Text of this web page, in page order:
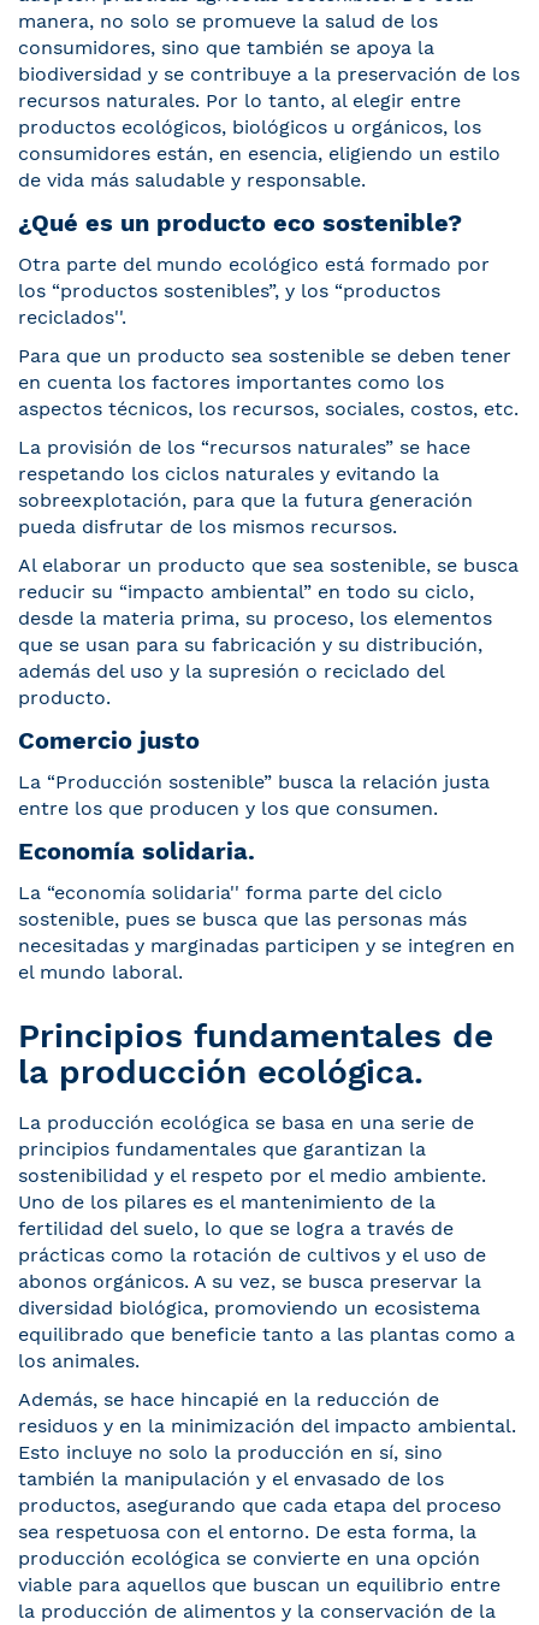
manera, no solo se promueve la salud de los
consumidores, sino que también se apoya la
biodiversidad y se contribuye a la preservación de los
recursos naturales. Por lo tanto, al elegir entre
productos ecológicos, biológicos u orgánicos, los
consumidores están, en esencia, eligiendo un estilo
de vida más saludable y responsable.
¿Qué es un producto eco sostenible?
Otra parte del mundo ecológico está formado por
los “productos sostenibles”, y los “productos
reciclados''.
Para que un producto sea sostenible se deben tener
en cuenta los factores importantes como los
aspectos técnicos, los recursos, sociales, costos, etc.
La provisión de los “recursos naturales” se hace
respetando los ciclos naturales y evitando la
sobreexplotación, para que la futura generación
pueda disfrutar de los mismos recursos.
Al elaborar un producto que sea sostenible, se busca
reducir su “impacto ambiental” en todo su ciclo,
desde la materia prima, su proceso, los elementos
que se usan para su fabricación y su distribución,
además del uso y la supresión o reciclado del
producto.
Comercio justo
La “Producción sostenible” busca la relación justa
entre los que producen y los que consumen.
Economía solidaria.
La “economía solidaria'' forma parte del ciclo
sostenible, pues se busca que las personas más
necesitadas y marginadas participen y se integren en
el mundo laboral.
Principios fundamentales de
la producción ecológica.
La producción ecológica se basa en una serie de
principios fundamentales que garantizan la
sostenibilidad y el respeto por el medio ambiente.
Uno de los pilares es el mantenimiento de la
fertilidad del suelo, lo que se logra a través de
prácticas como la rotación de cultivos y el uso de
abonos orgánicos. A su vez, se busca preservar la
diversidad biológica, promoviendo un ecosistema
equilibrado que beneficie tanto a las plantas como a
los animales.
Además, se hace hincapié en la reducción de
residuos y en la minimización del impacto ambiental.
Esto incluye no solo la producción en sí, sino
también la manipulación y el envasado de los
productos, asegurando que cada etapa del proceso
sea respetuosa con el entorno. De esta forma, la
producción ecológica se convierte en una opción
viable para aquellos que buscan un equilibrio entre
la producción de alimentos y la conservación de la